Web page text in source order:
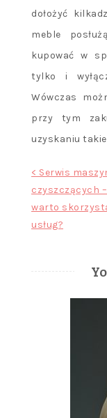
dołożyć
meble
kupować w
tylko i
Wówczas
przy tym
uzyskaniu
Nawigacja
wpisu
< Serwis
czyszczących
warto
usług?